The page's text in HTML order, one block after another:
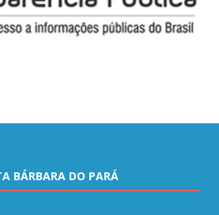
BÁRBARA DO PARÁ